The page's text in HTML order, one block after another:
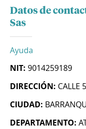
Datos de
Sas
Ayuda
NIT: 9014259189
DIRECCIÓN: CALLE
CIUDAD:
DEPARTAMENTO: